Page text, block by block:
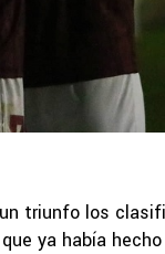
triunfo los
ya había